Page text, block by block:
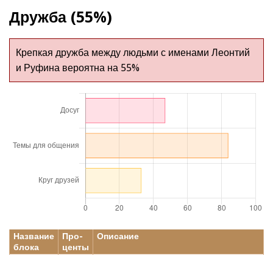
Дружба (55%)
Крепкая дружба между людьми с именами Леонтий
и Руфина вероятна на 55%
Название
блока
Про-
центы
Описание